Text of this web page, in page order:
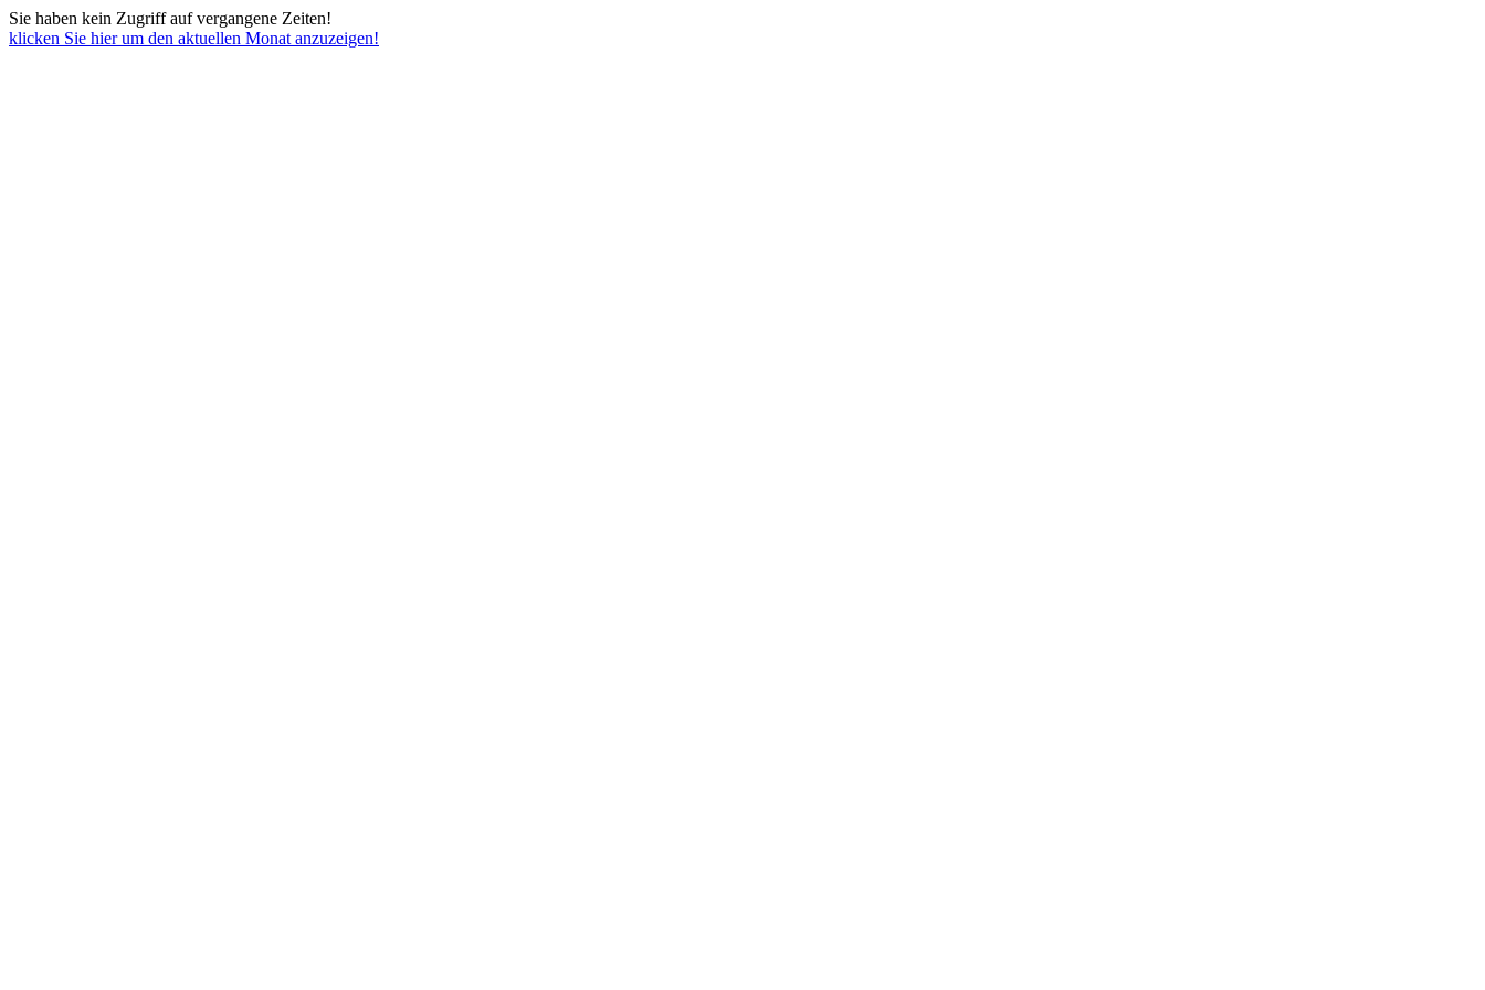
Sie haben kein Zugriff auf vergangene Zeiten!
klicken Sie hier um den aktuellen Monat anzuzeigen!